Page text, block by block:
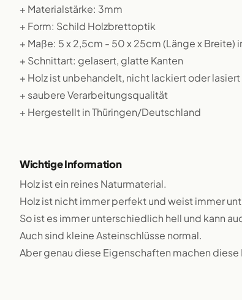
+ Materialstärke: 3mm
+ Form: Schild Holzbrettoptik
+ Maße: 5 x 2,5cm - 50 x 25cm (Länge x
+ Schnittart: gelasert, glatte Kanten
+ Holz ist unbehandelt, nicht lackiert oder lasiert
+ saubere Verarbeitungsqualität
+ Hergestellt in Thüringen/Deutschland
Wichtige Information
Holz ist ein reines Naturmaterial.
Holz ist nicht immer perfekt und weist immer
So ist es immer unterschiedlich hell und kann
Auch sind kleine Asteinschlüsse normal.
Aber genau diese Eigenschaften machen